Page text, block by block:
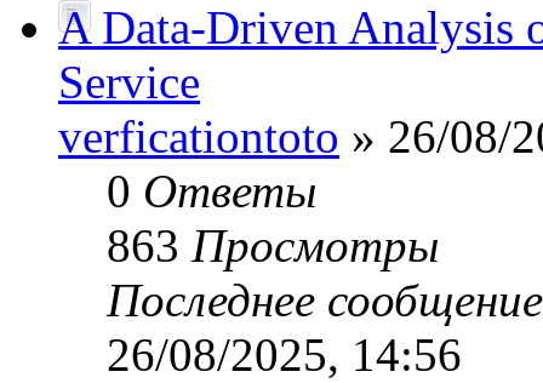
A Data-Driven Analysis
Service
verficationtoto » 26/08/
0 Ответы
863 Просмотры
Последнее
26/08/2025, 14:56